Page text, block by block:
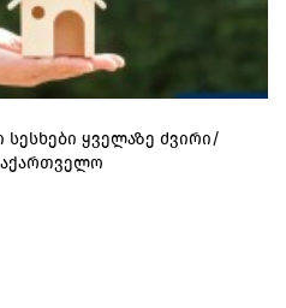
სესხები ყველაზე ძვირი/